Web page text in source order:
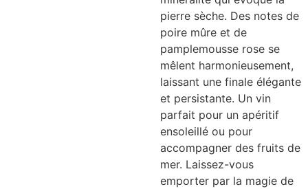
pierre sèche. Des notes de
poire mûre et de
pamplemousse rose se
mêlent harmonieusement,
laissant une finale élégante
et persistante. Un vin
parfait pour un apéritif
ensoleillé ou pour
accompagner des fruits de
mer. Laissez-vous
emporter par la magie de